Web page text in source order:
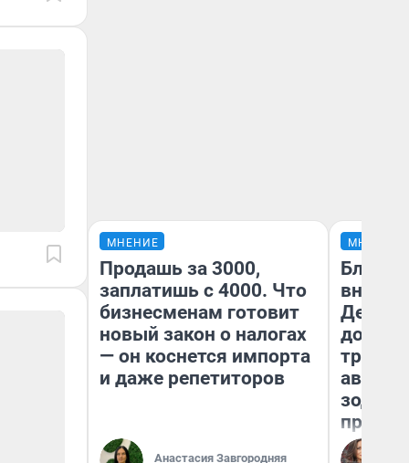
МНЕНИЕ
Продашь за 3000,
заплатишь с 4000. Что
бизнесменам готовит
новый закон о налогах
— он коснется импорта
и даже репетиторов
Анастасия Завгородняя
МНЕНИЕ
Девам
траты:
август